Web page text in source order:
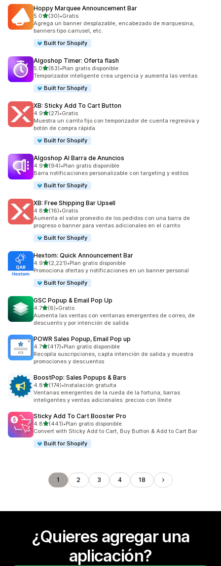
Hoppy Marquee Announcement Bar
5.0de 5 estrellas
(30)
30 reseñas en total
•Gratis
Agrega un banner desplazable, encabezado de marquesina,
banners tipo carrusel, etc.
Built for Shopify
Algoshop Timer: Oferta flash
5.0de 5 estrellas
(83)
83 reseñas en total
•Plan gratis disponible
Temporizador inteligente crea urgencia y aumenta las ventas
Built for Shopify
XB: Sticky Add To Cart Button
4.9de 5 estrellas
(27)
27 reseñas en total
•Gratis
Muestra un carrito fijo con temporizador de cuenta regresiva y
botón de compra rápida
Built for Shopify
Algoshop AI Barra de Anuncios
4.9de 5 estrellas
(94)
94 reseñas en total
•Plan gratis disponible
Barra notificaciones personalizable con targeting y estilos
Built for Shopify
XB: Free Shipping Bar Upsell
4.8de 5 estrellas
(16)
16 reseñas en total
•Gratis
Aumenta el valor promedio de los pedidos con una barra de
progreso o banner para ventas adicionales en el carrito
Built for Shopify
Hextom: Quick Announcement Bar
4.9de 5 estrellas
(2,221)
2221 reseñas en total
•Plan gratis disponible
Promociona ofertas y notificaciones en un banner personal
Built for Shopify
GSC Popup & Email Pop Up
4.7de 5 estrellas
(8)
8 reseñas en total
•Gratis
Aumenta las ventas con ventanas emergentes de correo, de
descuento y por intención de salida
POWR Sales Popup, Email Pop up
4.7de 5 estrellas
(417)
417 reseñas en total
•Plan gratis disponible
Recopila suscripciones, capta intención de salida y muestra
promociones y descuentos
BoostPop: Sales Popups & Bars
4.8de 5 estrellas
(174)
174 reseñas en total
•Instalación gratuita
Ventanas emergentes de la rueda de la fortuna, barras
inteligentes y ventas adicionales: precios con límite
Sticky Add To Cart Booster Pro
4.8de 5 estrellas
(441)
441 reseñas en total
•Plan gratis disponible
Convert with Sticky Add to Cart, Buy Button & Add to Cart Bar
Built for Shopify
1 2 3 4 18
¿Quieres agregar una
aplicación?